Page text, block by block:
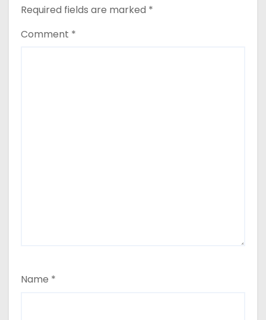
Required fields are marked *
Comment *
Name *